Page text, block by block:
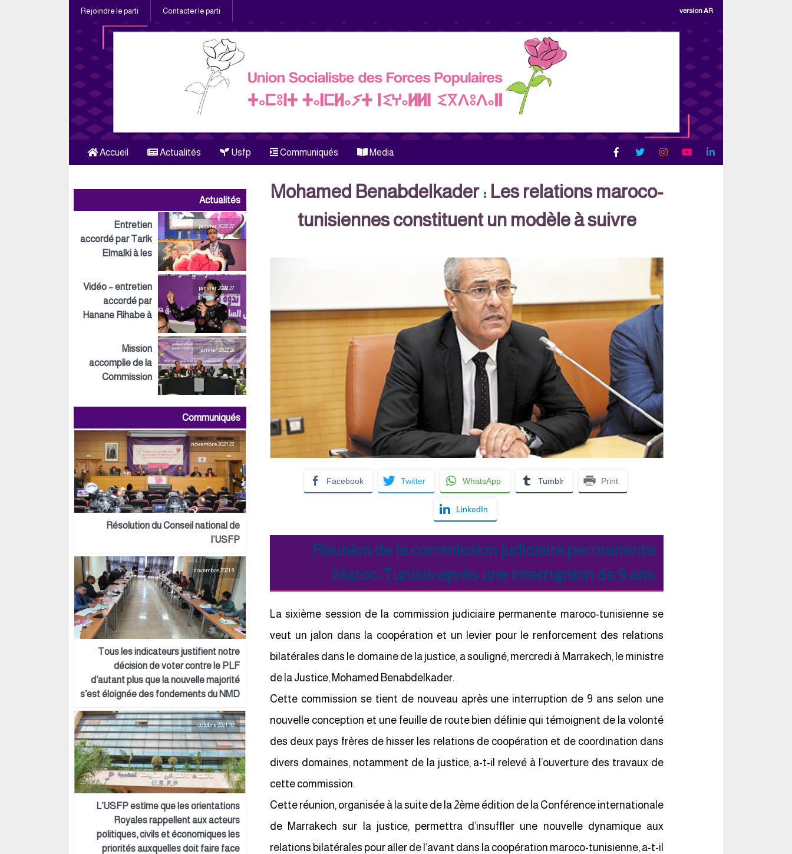
Rejoindre le parti Contacter le parti version AR
Accueil Actualités Usfp Communiqués Media
Mohamed Benabdelkader : Les relations maroco-
tunisiennes constituent un modèle à suivre
Facebook Twitter WhatsApp Tumblr Print
LinkedIn
Réunion de la commission judiciaire permanente
Maroc-Tunisie après une interruption de 9 ans
La sixième session de la commission judiciaire permanente maroco-tunisienne se
veut un jalon dans la coopération et un levier pour le renforcement des relations
bilatérales dans le domaine de la justice, a souligné, mercredi à Marrakech, le ministre
de la Justice, Mohamed Benabdelkader.
Cette commission se tient de nouveau après une interruption de 9 ans selon une
nouvelle conception et une feuille de route bien définie qui témoignent de la volonté
des deux pays frères de hisser les relations de coopération et de coordination dans
divers domaines, notamment de la justice, a-t-il relevé à l’ouverture des travaux de
cette commission.
Cette réunion, organisée à la suite de la 2ème édition de la Conférence internationale
de Marrakech sur la justice, permettra d’insuffler une nouvelle dynamique aux
relations bilatérales pour aller de l’avant dans la coopération maroco-tunisienne, a-t-il
Actualités
27 janvier 2022
Entretien
accordé par Tarik
Elmalki à les
27 janvier 2022
Vidéo – entretien
accordé par
Hanane Rihabe à
26 janvier 2022
Mission
accomplie de la
Commission
au niveau
organisationnel
que logistique
Communiqués
22 novembre 2021
Résolution du Conseil national de
l’USFP
9 novembre 2021
Tous les indicateurs justifient notre
décision de voter contre le PLF
d’autant plus que la nouvelle majorité
s’est éloignée des fondements du NMD
10 octobre 2021
L’USFP estime que les orientations
Royales rappellent aux acteurs
politiques, civils et économiques les
priorités auxquelles doit faire face